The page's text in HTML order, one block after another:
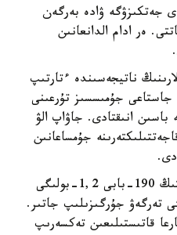
جەتكىزۋگە ۋادە بەرگەن
ەر ادام الدانعانىن
ناتيجەسىندە ءتارتىپ
ساقشىلارى سەمەي قالاسىنىڭ 35 جاستاعى جۇمىسسىز تۇرعىنى
انىقتادى. جاۋاپ الۋ
جۇمساعانىن
"بۇل دەرەك قىلمىستىق كودەكستىڭ 190-بابى 1,2-بولىگى
تەرگەۋ جۇرگىزىلىپ جاتىر.
قاتىستىلىعىن تەكسەرىپ